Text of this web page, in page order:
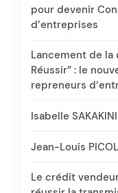
pour devenir
d’entreprises
Lancement de la
Réussir” : le
repreneurs
Isabelle SAKAKINI
Jean-Louis
Le crédit